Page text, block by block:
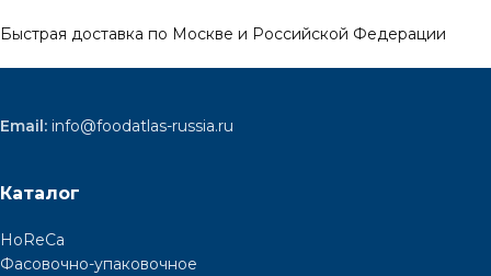
Быстрая доставка по Москве и Российской Федерации
Email: info@foodatlas-russia.ru
Каталог
HoReCa
Фасовочно-упаковочное